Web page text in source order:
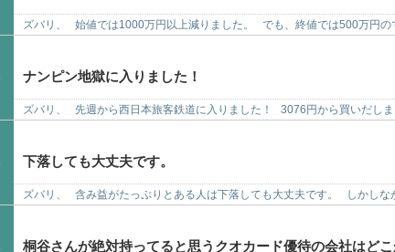
ズバリ、 始値では1000万円以上減りました。 でも、終値では500万円
ナンピン地獄に入りました！
ズバリ、 先週から西日本旅客鉄道に入りました！ 3076円から買いだし
下落しても大丈夫です。
ズバリ、 含み益がたっぷりとある人は下落しても大丈夫です。 しかし
桐谷さんが絶対持ってると思うクオカード優待の会社はどこ